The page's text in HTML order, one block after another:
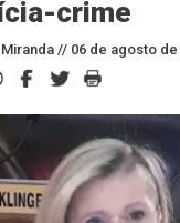
crime
// 06 de agosto de